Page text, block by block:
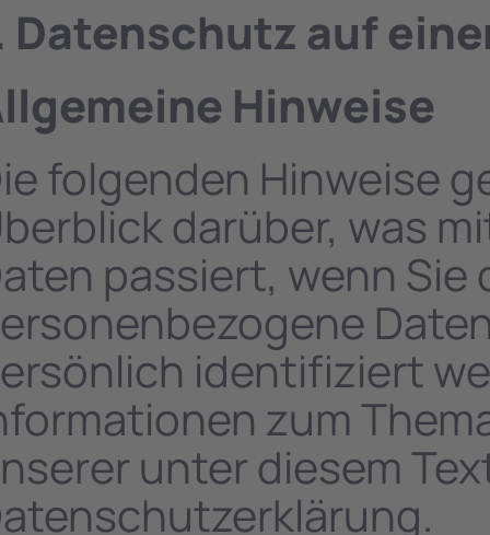
Datenschutz auf
Hinweise
folgenden Hinweise
darüber, was
passiert, wenn
identifiziert
zum
unter diesem